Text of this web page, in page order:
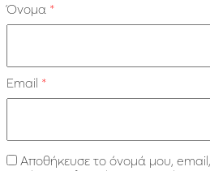
Όνομα *
Email *
Αποθήκευσε το όνομά μου,